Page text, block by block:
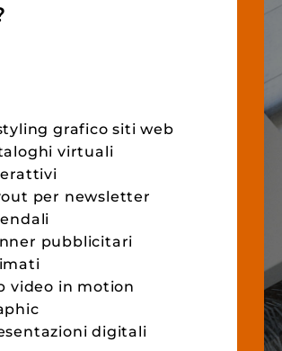
grafico siti web
virtuali
per newsletter
pubblicitari
video in motion
digitali